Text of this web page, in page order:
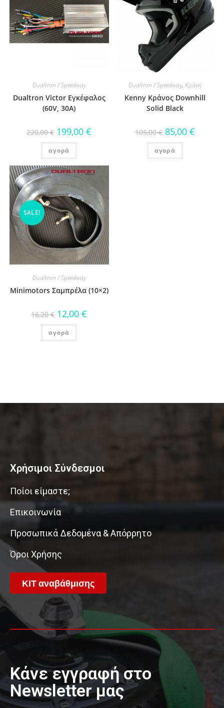
Dualtron / Speedway
Dualtron Victor Εγκέφαλος
(60V, 30A)
220,00€ 199,00€
αγορά
Dualtron / Speedway, Κράνη
Kenny Κράνος Downhill
Solid Black
105,00€ 85,00 €
αγορά
SALE!
Dualtron / Speedway
Minimotors Σαμπρέλα (10×2)
16,20€ 12,00€
αγορά
Χρήσιμοι Σύνδεσμοι
Ποίοι είμαστε;
Επικοινωνία
Προσωπικά Δεδομένα & Απόρρητο
Όροι Χρήσης
ΚΙΤ αναβάθμισης
Κάνε εγγραφή στο
Newsletter μας